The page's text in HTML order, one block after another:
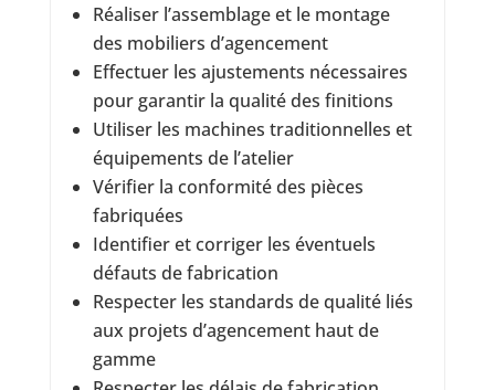
Réaliser l’assemblage et le montage
des mobiliers d’agencement
Effectuer les ajustements nécessaires
pour garantir la qualité des finitions
Utiliser les machines traditionnelles et
équipements de l’atelier
Vérifier la conformité des pièces
fabriquées
Identifier et corriger les éventuels
défauts de fabrication
Respecter les standards de qualité liés
aux projets d’agencement haut de
gamme